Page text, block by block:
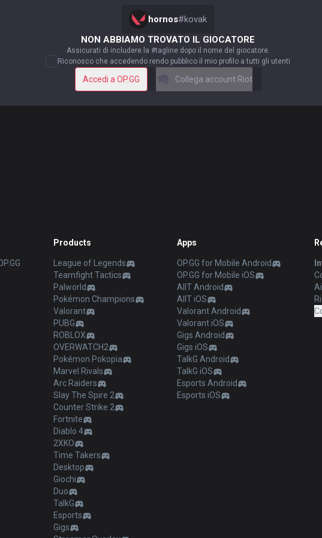
hornos#kovak
NON ABBIAMO TROVATO IL GIOCATORE
Assicurati di includere la #tagline dopo il nome del giocatore.
Riconosco che accedendo rendo pubblico il mio profilo a tutti gli utenti
Accedi a OP.GG Collega account Riot
Products
League of Legends
Teamfight Tactics
Palworld
Pokémon Champions
Valorant
PUBG
ROBLOX
OVERWATCH2
Pokémon Pokopia
Marvel Rivals
Arc Raiders
Slay The Spire 2
Counter Strike 2
Fortnite
Diablo 4
2XKO
Time Takers
Desktop
Giochi
Duo
TalkG
Esports
Gigs
Apps
OP.GG for Mobile Android
OP.GG for Mobile iOS
AllT Android
AllT iOS
Valorant Android
Valorant iOS
Gigs Android
Gigs iOS
TalkG Android
TalkG iOS
Esports Android
Esports iOS